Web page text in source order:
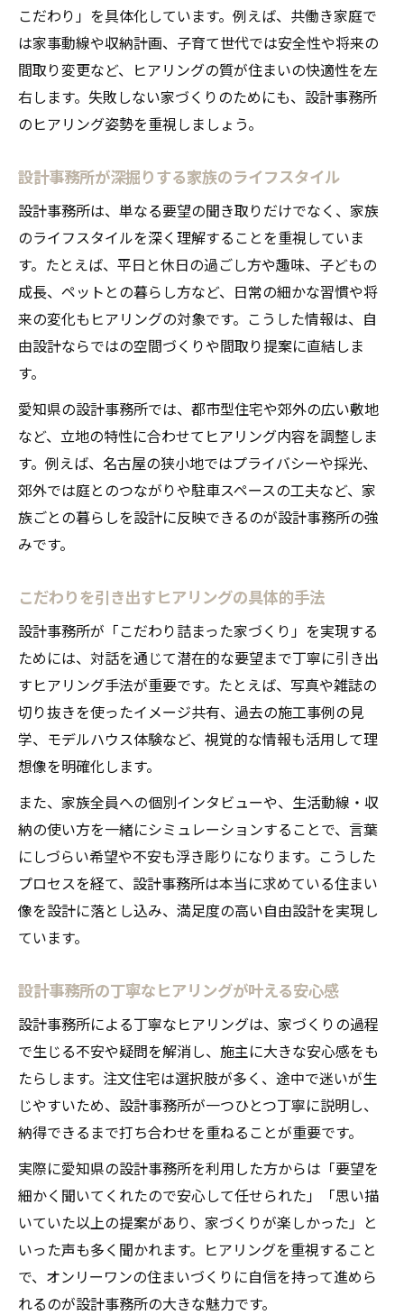
こだわり」を具体化しています。例えば、共働き家庭で
は家事動線や収納計画、子育て世代では安全性や将来の
間取り変更など、ヒアリングの質が住まいの快適性を左
右します。失敗しない家づくりのためにも、設計事務所
のヒアリング姿勢を重視しましょう。
設計事務所が深掘りする家族のライフスタイル
設計事務所は、単なる要望の聞き取りだけでなく、家族
のライフスタイルを深く理解することを重視していま
す。たとえば、平日と休日の過ごし方や趣味、子どもの
成長、ペットとの暮らし方など、日常の細かな習慣や将
来の変化もヒアリングの対象です。こうした情報は、自
由設計ならではの空間づくりや間取り提案に直結しま
す。
愛知県の設計事務所では、都市型住宅や郊外の広い敷地
など、立地の特性に合わせてヒアリング内容を調整しま
す。例えば、名古屋の狭小地ではプライバシーや採光、
郊外では庭とのつながりや駐車スペースの工夫など、家
族ごとの暮らしを設計に反映できるのが設計事務所の強
みです。
こだわりを引き出すヒアリングの具体的手法
設計事務所が「こだわり詰まった家づくり」を実現する
ためには、対話を通じて潜在的な要望まで丁寧に引き出
すヒアリング手法が重要です。たとえば、写真や雑誌の
切り抜きを使ったイメージ共有、過去の施工事例の見
学、モデルハウス体験など、視覚的な情報も活用して理
想像を明確化します。
また、家族全員への個別インタビューや、生活動線・収
納の使い方を一緒にシミュレーションすることで、言葉
にしづらい希望や不安も浮き彫りになります。こうした
プロセスを経て、設計事務所は本当に求めている住まい
像を設計に落とし込み、満足度の高い自由設計を実現し
ています。
設計事務所の丁寧なヒアリングが叶える安心感
設計事務所による丁寧なヒアリングは、家づくりの過程
で生じる不安や疑問を解消し、施主に大きな安心感をも
たらします。注文住宅は選択肢が多く、途中で迷いが生
じやすいため、設計事務所が一つひとつ丁寧に説明し、
納得できるまで打ち合わせを重ねることが重要です。
実際に愛知県の設計事務所を利用した方からは「要望を
細かく聞いてくれたので安心して任せられた」「思い描
いていた以上の提案があり、家づくりが楽しかった」と
いった声も多く聞かれます。ヒアリングを重視すること
で、オンリーワンの住まいづくりに自信を持って進めら
れるのが設計事務所の大きな魅力です。